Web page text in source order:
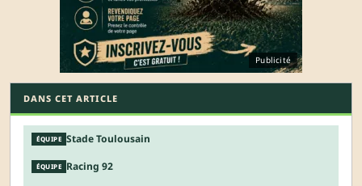
Publicité
DANS CET ARTICLE
ÉQUIPE Stade Toulousain
ÉQUIPE Racing 92